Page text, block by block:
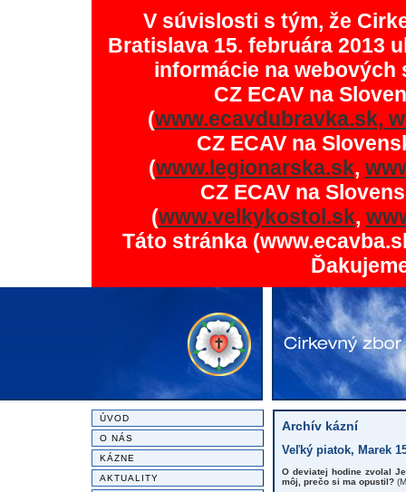
V súvislosti s tým, že
Bratislava 15. februára 2013
informácie na
CZ ECAV na
(www.ecavdubravka.sk,
CZ ECAV na
(www.legionarska.sk,
CZ ECAV na
(www.velkykostol.sk,
Táto stránka
ÚVOD
O NÁS
KÁZNE
AKTUALITY
Archív kázní
Veľký piatok, Marek
O deviatej hodine zvolal
môj, prečo si ma opustil?